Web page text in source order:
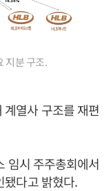
지분 구조.
열사 구조를 재편
임시 주주총회에서
다고 밝혔다.